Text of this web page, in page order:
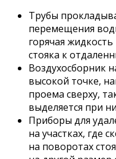
Трубы
перемещения
горячая
стояка к
Воздухосборник
высокой точке,
проема сверху,
выделяется при
Приборы для
на участках, где
на поворотах